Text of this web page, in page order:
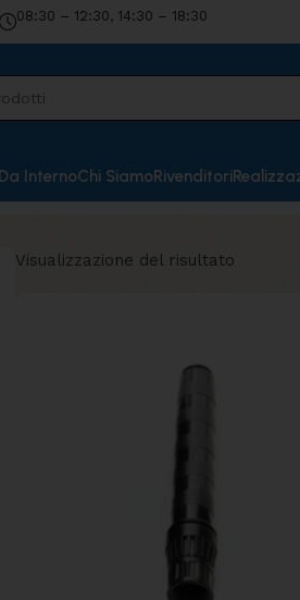
08:30 – 12:30, 14:30 – 18:30
InternoChi SiamoRivenditori
Visualizzazione del risultato